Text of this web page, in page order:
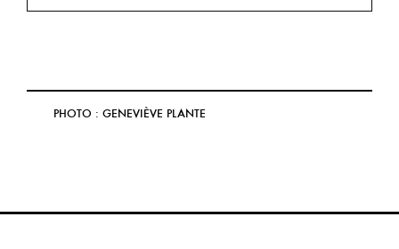
PHOTO : GENEVIÈVE PLANTE